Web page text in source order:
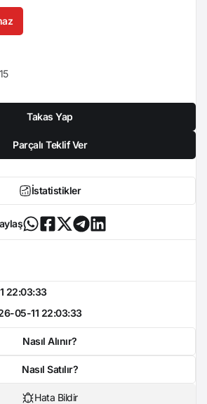
15
Takas Yap
Parçalı Teklif Ver
İstatistikler
22:03:33
05-11 22:03:33
Nasıl Alınır?
Nasıl Satılır?
Hata Bildir